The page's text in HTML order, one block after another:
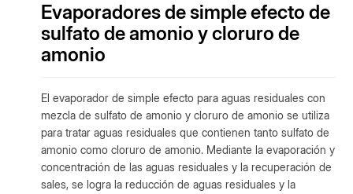
Evaporadores de simple efecto de
sulfato de amonio y cloruro de
amonio
El evaporador de simple efecto para aguas residuales con
mezcla de sulfato de amonio y cloruro de amonio se utiliza
para tratar aguas residuales que contienen tanto sulfato de
amonio como cloruro de amonio. Mediante la evaporación y
concentración de las aguas residuales y la recuperación de
sales, se logra la reducción de aguas residuales y la